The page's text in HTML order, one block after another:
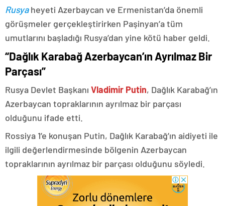
Rusyaheyeti Azerbaycan ve Ermenistan’da önemli
görüşmeler gerçekleştirirken Paşinyan’a tüm
umutlarını başladığı Rusya’dan yine kötü haber geldi.
“Dağlık Karabağ Azerbaycan’ın Ayrılmaz Bir
Parçası”
Rusya Devlet Başkanı Vladimir Putin, Dağlık Karabağ’ın
Azerbaycan topraklarının ayrılmaz bir parçası
olduğunu ifade etti.
Rossiya 1’e konuşan Putin, Dağlık Karabağ’ın aidiyeti ile
ilgili değerlendirmesinde bölgenin Azerbaycan
topraklarının ayrılmaz bir parçası olduğunu söyledi.